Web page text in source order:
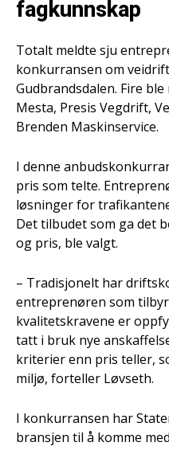
fagkunnskap
Totalt meldte sju
konkurransen om
Gudbrandsdalen. Fire
Mesta, Presis Vegdrift,
Brenden Maskinservice.
I denne
pris som telte.
løsninger for
Det tilbudet som ga det
og pris, ble valgt.
– Tradisjonelt har
entreprenøren som
kvalitetskravene er
tatt i bruk nye
kriterier enn pris teller,
miljø, forteller Løvseth.
I konkurransen har
bransjen til å komme